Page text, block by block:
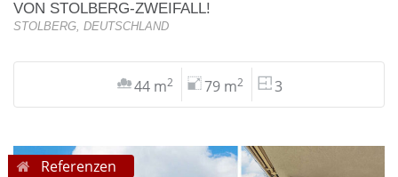
VON STOLBERG-ZWEIFALL!
STOLBERG, DEUTSCHLAND
44 m2 79 m2 3
Referenzen